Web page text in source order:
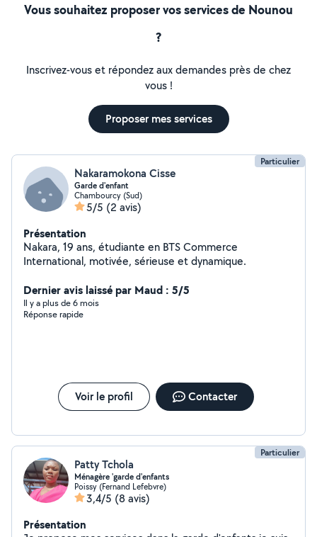
Vous souhaitez proposer vos services de Nounou
?
Inscrivez-vous et répondez aux demandes près de chez
vous !
Proposer mes services
Particulier
Nakaramokona Cisse
Garde d'enfant
Chambourcy (Sud)
5/5 (2 avis)
Présentation
Nakara, 19 ans, étudiante en BTS Commerce
International, motivée, sérieuse et dynamique.
Dernier avis laissé par Maud : 5/5
Il y a plus de 6 mois
Réponse rapide
Voir le profil Contacter
Particulier
Patty Tchola
Ménagère 'garde d'enfants
Poissy (Fernand Lefebvre)
3,4/5 (8 avis)
Présentation